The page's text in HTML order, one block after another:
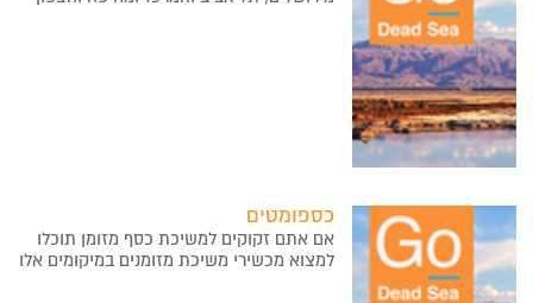
כספומטים
אם אתם זקוקים למשיכת כסף מזומן תוכלו
למצוא מכשירי משיכת מזומנים במיקומים אלו